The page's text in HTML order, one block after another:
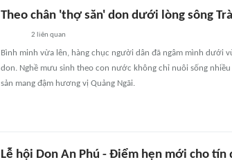
Theo chân 'thợ săn' don dưới lòng sông
2 liên quan
Bình minh vừa lên, hàng chục người dân đã ngâm mình dưới
don. Nghề mưu sinh theo con nước không chỉ nuôi sống
sản mang đậm hương vị Quảng Ngãi.
Lễ hội Don An Phú - Điểm hẹn mới cho tín